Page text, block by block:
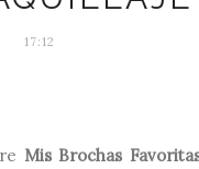
17:12
Mis Brochas